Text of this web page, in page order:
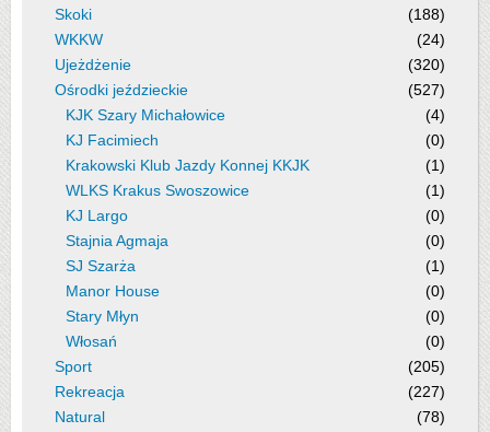
Skoki
(188)
WKKW
(24)
Ujeżdżenie
(320)
Ośrodki jeździeckie
(527)
KJK Szary Michałowice
(4)
KJ Facimiech
(0)
Krakowski Klub Jazdy Konnej KKJK
(1)
WLKS Krakus Swoszowice
(1)
KJ Largo
(0)
Stajnia Agmaja
(0)
SJ Szarża
(1)
Manor House
(0)
Stary Młyn
(0)
Włosań
(0)
Sport
(205)
Rekreacja
(227)
Natural
(78)